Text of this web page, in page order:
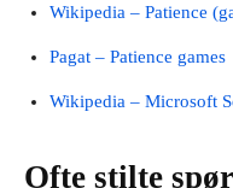
Wikipedia – Patience
Pagat – Patience games
Wikipedia – Microsoft
Ofte stilte